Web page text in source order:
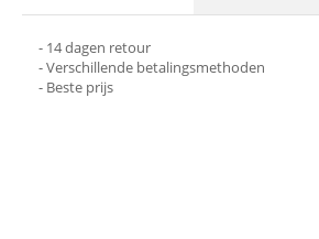
- 14 dagen retour
- Verschillende betalingsmethoden
- Beste prijs